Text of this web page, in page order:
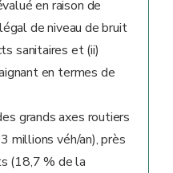
en raison de
de niveau de bruit
sanitaires et (ii)
en termes de
grands axes routiers
millions véh/an), près
(18,7 % de la